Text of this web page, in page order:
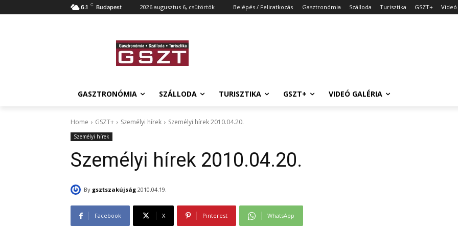
6.1 C Budapest 2026 augusztus 6, csütörtök Belépés / Feliratkozás Gasztronómia Szálloda Turisztika GSZT+ Videó
GASZTRONÓMIA SZÁLLODA TURISZTIKA GSZT+ VIDEÓ GALÉRIA
Home GSZT+ Személyi hírek Személyi hírek 2010.04.20.
Személyi hírek
Személyi hírek 2010.04.20.
By gsztszakújság 2010.04.19.
Facebook X Pinterest WhatsApp